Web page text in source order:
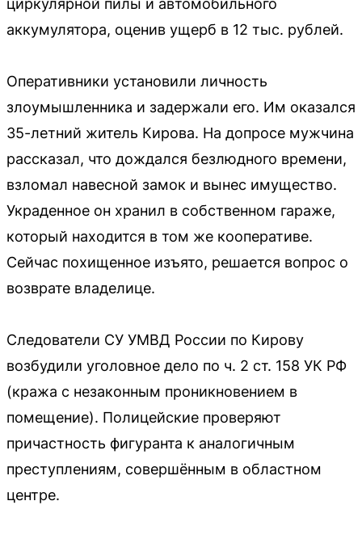
циркулярной пилы и автомобильного
аккумулятора, оценив ущерб в 12 тыс. рублей.
Оперативники установили личность
злоумышленника и задержали его. Им оказался
35-летний житель Кирова. На допросе мужчина
рассказал, что дождался безлюдного времени,
взломал навесной замок и вынес имущество.
Украденное он хранил в собственном гараже,
который находится в том же кооперативе.
Сейчас похищенное изъято, решается вопрос о
возврате владелице.
Следователи СУ УМВД России по Кирову
возбудили уголовное дело по ч. 2 ст. 158 УК РФ
(кража с незаконным проникновением в
помещение). Полицейские проверяют
причастность фигуранта к аналогичным
преступлениям, совершённым в областном
центре.